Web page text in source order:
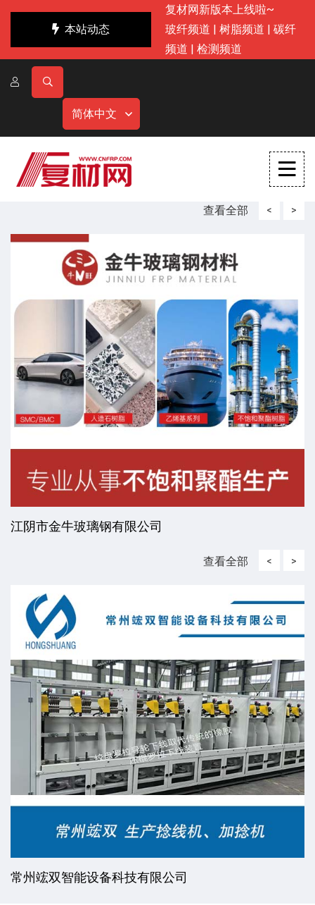
本站动态
复材网新版本上线啦~
玻纤频道 | 树脂频道 | 碳纤
频道 | 检测频道
简体中文
查看全部 <
江阴市金牛玻璃钢有限公司
>
查看全部 <
常州竤双智能设备科技有限公司
>